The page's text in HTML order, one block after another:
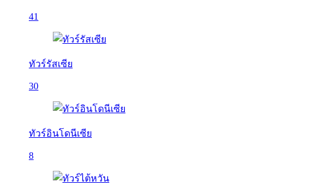
41
ทัวร์รัสเซีย
30
ทัวร์อินโดนีเซีย
8